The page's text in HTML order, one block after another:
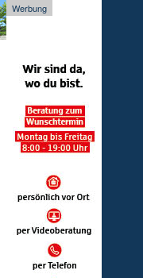
Werbung